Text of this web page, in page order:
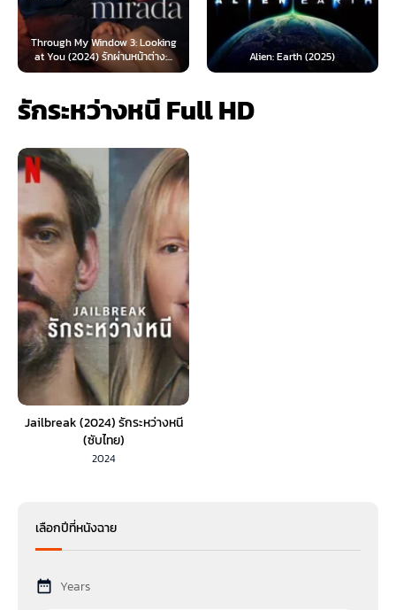
Through My Window 3: Looking
at You (2024) รักผ่านหน้าต่าง:...
Alien: Earth (2025)
รักระหว่างหนี Full HD
Jailbreak (2024) รักระหว่างหนี
(ซับไทย)
2024
เลือกปีที่หนังฉาย
Years